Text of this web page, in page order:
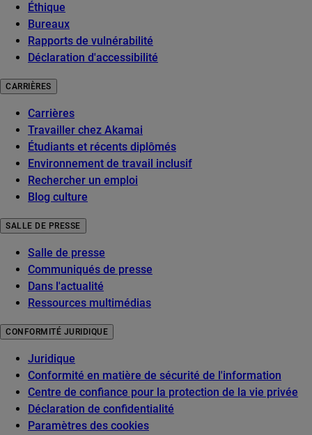
Éthique
Bureaux
Rapports de vulnérabilité
Déclaration d'accessibilité
CARRIÈRES
Carrières
Travailler chez Akamai
Étudiants et récents diplômés
Environnement de travail inclusif
Rechercher un emploi
Blog culture
SALLE DE PRESSE
Salle de presse
Communiqués de presse
Dans l'actualité
Ressources multimédias
CONFORMITÉ JURIDIQUE
Juridique
Conformité en matière de sécurité de l'information
Centre de confiance pour la protection de la vie privée
Déclaration de confidentialité
Paramètres des cookies